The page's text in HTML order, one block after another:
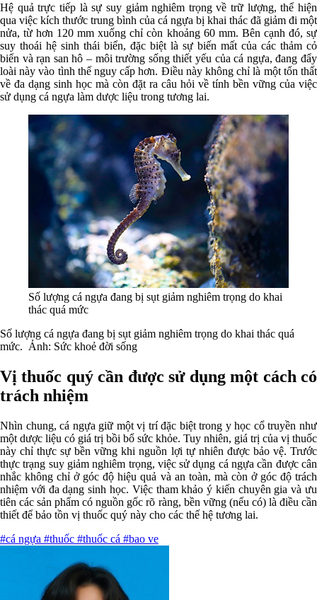
Hệ quả trực tiếp là sự suy giảm nghiêm trọng về trữ lượng, thể hiện
qua việc kích thước trung bình của cá ngựa bị khai thác đã giảm đi một
nửa, từ hơn 120 mm xuống chỉ còn khoảng 60 mm. Bên cạnh đó, sự
suy thoái hệ sinh thái biển, đặc biệt là sự biến mất của các thảm cỏ
biển và rạn san hô – môi trường sống thiết yếu của cá ngựa, đang đẩy
loài này vào tình thế nguy cấp hơn. Điều này không chỉ là một tổn thất
về đa dạng sinh học mà còn đặt ra câu hỏi về tính bền vững của việc
sử dụng cá ngựa làm dược liệu trong tương lai.
Số lượng cá ngựa đang bị sụt giảm nghiêm trọng do khai
thác quá mức
Số lượng cá ngựa đang bị sụt giảm nghiêm trọng do khai thác quá
mức. Ảnh: Sức khoẻ đời sống
Vị thuốc quý cần được sử dụng một cách có
trách nhiệm
Nhìn chung, cá ngựa giữ một vị trí đặc biệt trong y học cổ truyền như
một dược liệu có giá trị bồi bổ sức khỏe. Tuy nhiên, giá trị của vị thuốc
này chỉ thực sự bền vững khi nguồn lợi tự nhiên được bảo vệ. Trước
thực trạng suy giảm nghiêm trọng, việc sử dụng cá ngựa cần được cân
nhắc không chỉ ở góc độ hiệu quả và an toàn, mà còn ở góc độ trách
nhiệm với đa dạng sinh học. Việc tham khảo ý kiến chuyên gia và ưu
tiên các sản phẩm có nguồn gốc rõ ràng, bền vững (nếu có) là điều cần
thiết để bảo tồn vị thuốc quý này cho các thế hệ tương lai.
#cá ngựa #thuốc #thuốc cá #bao ve